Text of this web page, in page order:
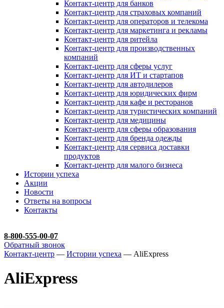
Контакт-центр для банков
Контакт-центр для страховых компаний
Контакт-центр для операторов и телекома
Контакт-центр для маркетинга и рекламы
Контакт-центр для ритейла
Контакт-центр для производственных
компаний
Контакт-центр для сферы услуг
Контакт-центр для ИТ и стартапов
Контакт-центр для автодилеров
Контакт-центр для юридических фирм
Контакт-центр для кафе и ресторанов
Контакт-центр для туристических компаний
Контакт-центр для медицины
Контакт-центр для сферы образования
Контакт-центр для бренда одежды
Контакт-центр для сервиса доставки
продуктов
Контакт-центр для малого бизнеса
Истории успеха
Акции
Новости
Ответы на вопросы
Контакты
8-800-555-00-07
Обратный звонок
Контакт-центр — Истории успеха — AliExpress
AliExpress